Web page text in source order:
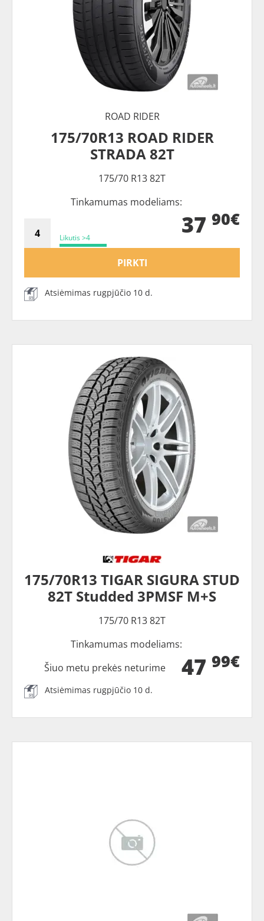
ROAD RIDER
175/70R13 ROAD RIDER
STRADA 82T
175/70 R13 82T
Tinkamumas modeliams:
Likutis >4 37 90€
PIRKTI
Atsiėmimas rugpjūčio 10 d.
175/70R13 TIGAR SIGURA STUD
82T Studded 3PMSF M+S
175/70 R13 82T
Tinkamumas modeliams:
47 99€
Šiuo metu prekės neturime
Atsiėmimas rugpjūčio 10 d.